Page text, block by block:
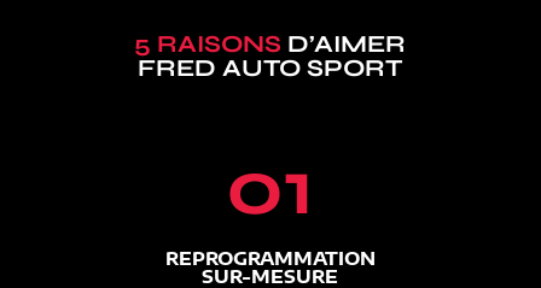
5 RAISONS D’AIMER
FRED AUTO SPORT
01
REPROGRAMMATION
SUR-MESURE